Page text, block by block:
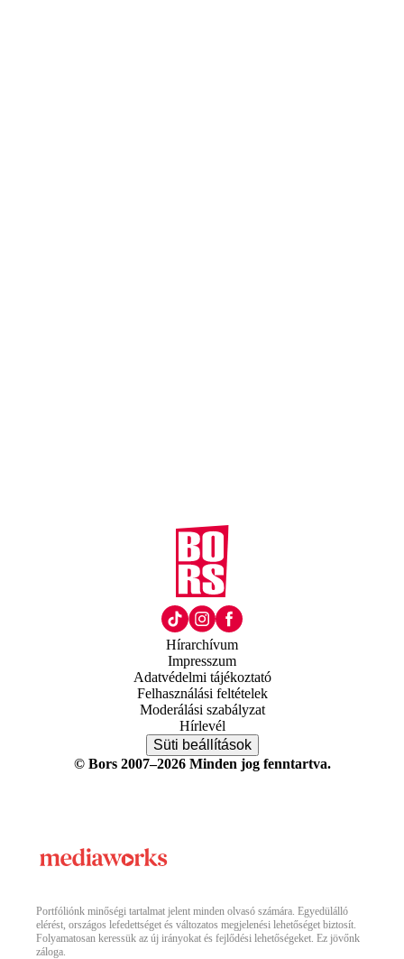
Hírarchívum
Impresszum
Adatvédelmi tájékoztató
Felhasználási feltételek
Moderálási szabályzat
Hírlevél
Süti beállítások
© Bors 2007–2026 Minden jog fenntartva.
Portfóliónk minőségi tartalmat jelent minden olvasó számára. Egyedülálló
elérést, országos lefedettséget és változatos megjelenési lehetőséget biztosít.
Folyamatosan keressük az új irányokat és fejlődési lehetőségeket. Ez jövőnk
záloga.